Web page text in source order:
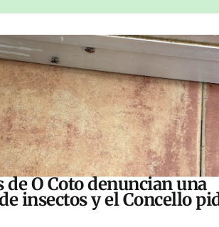
de O Coto denuncian una
de insectos y el Concello